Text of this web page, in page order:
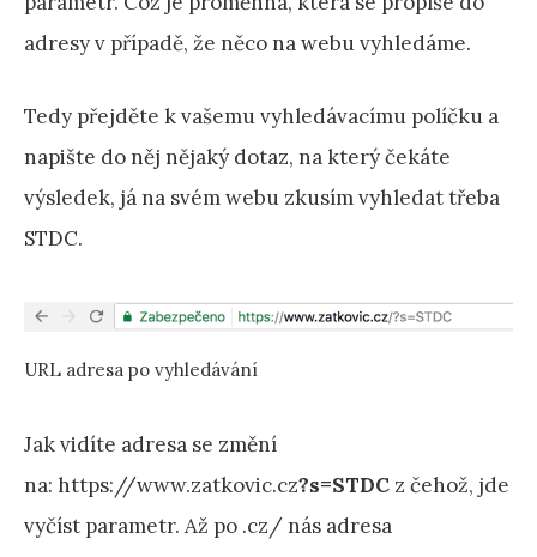
adresy v případě, že něco na webu vyhledáme.
Tedy přejděte k vašemu vyhledávacímu políčku a
napište do něj nějaký dotaz, na který čekáte
výsledek, já na svém webu zkusím vyhledat třeba
STDC.
URL adresa po vyhledávání
Jak vidíte adresa se změní
na: https://www.zatkovic.cz?s=STDC z čehož, jde
vyčíst parametr. Až po .cz/ nás adresa